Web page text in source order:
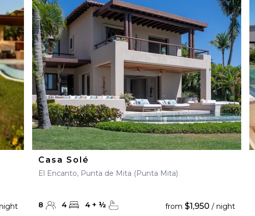
Casa Solé
El Encanto, Punta de Mita (Punta Mita)
8 4 4+ ½ from$1,950 / night